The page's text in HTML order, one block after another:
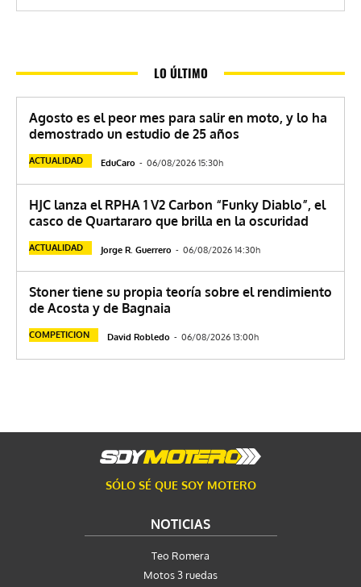
LO ÚLTIMO
Agosto es el peor mes para salir en moto, y lo ha
demostrado un estudio de 25 años
ACTUALIDAD EduCaro - 06/08/2026 15:30h
HJC lanza el RPHA 1 V2 Carbon “Funky Diablo”, el
casco de Quartararo que brilla en la oscuridad
ACTUALIDAD Jorge R. Guerrero - 06/08/2026 14:30h
Stoner tiene su propia teoría sobre el rendimiento
de Acosta y de Bagnaia
COMPETICION David Robledo - 06/08/2026 13:00h
SÓLO SÉ QUE SOY MOTERO
NOTICIAS
Teo Romera
Motos 3 ruedas